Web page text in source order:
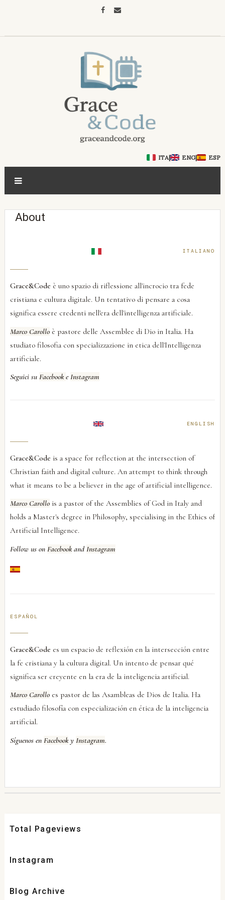
ITA| ENG| ESP
About
ITALIANO
Grace&Code è uno spazio di riflessione all'incrocio tra fede
cristiana e cultura digitale. Un tentativo di pensare a cosa
significa essere credenti nell'era dell'intelligenza artificiale.
Marco Carolloè pastore delle Assemblee di Dio in Italia. Ha
studiato filosofia con specializzazione in etica dell'Intelligenza
artificiale.
Seguici su Facebook e Instagram
ENGLISH
Grace&Code is a space for reflection at the intersection of
Christian faith and digital culture. An attempt to think through
what it means to be a believer in the age of artificial intelligence.
Marco Carollois a pastor of the Assemblies of God in Italy and
holds a Master's degree in Philosophy, specialising in the Ethics of
Artificial Intelligence.
Follow us on Facebook andInstagram
ESPAÑOL
Grace&Code es un espacio de reflexión en la intersección entre
la fe cristiana y la cultura digital. Un intento de pensar qué
significa ser creyente en la era de la inteligencia artificial.
Marco Carolloes pastor de las Asambleas de Dios de Italia. Ha
estudiado filosofía con especialización en ética de la inteligencia
artificial.
Síguenos en Facebook y Instagram.
Total Pageviews
Instagram
Blog Archive